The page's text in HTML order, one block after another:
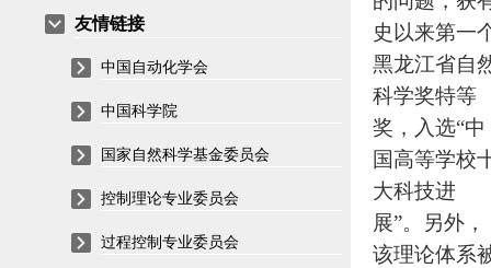
友情链接
中国自动化学会
中国科学院
国家自然科学基金委员会
控制理论专业委员会
过程控制专业委员会
史以来第一
黑龙江省自
科学奖特等
奖，入选“中
国高等学校
大科技进
展”。另外，
该理论体系